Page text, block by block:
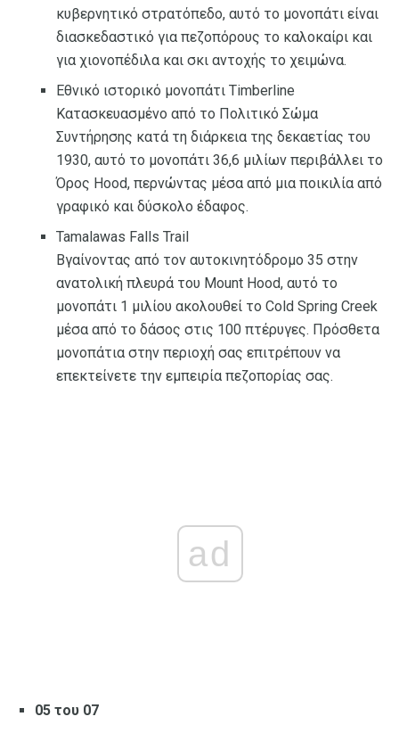
κυβερνητικό στρατόπεδο, αυτό το μονοπάτι είναι
διασκεδαστικό για πεζοπόρους το καλοκαίρι και
για χιονοπέδιλα και σκι αντοχής το χειμώνα.
Εθνικό ιστορικό μονοπάτι Timberline
Κατασκευασμένο από το Πολιτικό Σώμα
Συντήρησης κατά τη διάρκεια της δεκαετίας του
1930, αυτό το μονοπάτι 36,6 μιλίων περιβάλλει το
Όρος Hood, περνώντας μέσα από μια ποικιλία από
γραφικό και δύσκολο έδαφος.
Tamalawas Falls Trail
Βγαίνοντας από τον αυτοκινητόδρομο 35 στην
ανατολική πλευρά του Mount Hood, αυτό το
μονοπάτι 1 μιλίου ακολουθεί το Cold Spring Creek
μέσα από το δάσος στις 100 πτέρυγες. Πρόσθετα
μονοπάτια στην περιοχή σας επιτρέπουν να
επεκτείνετε την εμπειρία πεζοπορίας σας.
ad
05 του 07